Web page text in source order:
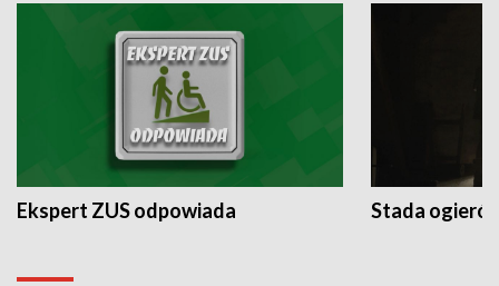
Ekspert ZUS odpowiada Stada